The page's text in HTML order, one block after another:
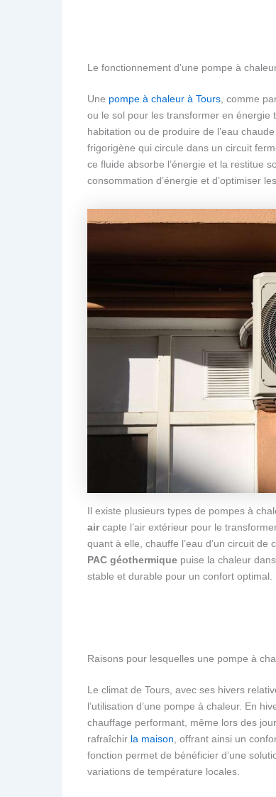
Le fonctionnement d’une pompe à
Une pompe à chaleur à Tours , comme
ou le sol pour les transformer en
habitation ou de produire de l’eau
frigorigène qui circule dans un circuit
ce fluide absorbe l’énergie et la restitue
consommation d’énergie et d’optimiser
Il existe plusieurs types de pompes à
aircapte l’air extérieur pour le
quant à elle, chauffe l’eau d’un circuit
PAC géothermique puise la chaleur
stable et durable pour un confort optimal.
Raisons pour lesquelles une pompe à
Le climat de Tours, avec ses hivers
l’utilisation d’une pompe à chaleur. En
chauffage performant, même lors des
rafraîchir la maison , offrant ainsi un
fonction permet de bénéficier d’une
variations de température locales.